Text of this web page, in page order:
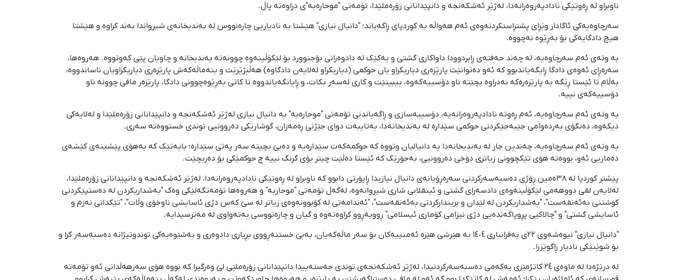
ناوبراو لە ڕەوتێکی نادادپەروەرانەدا، لەژێر ئەشکەنجە و دانپێدانانی زۆرەملێدا، تۆمەتی "موحارەبە"ی دراوەتە پاڵ.
سەرچاوەیەکی ئاگادار وێڕای پشتڕاستکردنەوەی ئەم هەواڵە بە کوردپای ڕاگەیاند؛ "دانیال نیازی" هێشتا بە نادیاریی چارەنووس لە بەندیخانەی شیرواندا بەند کراوە و هێشتا
هیچ دادگایەکی بۆ بەڕێوە نەچووە.
بە وتەی ئەم سەرچاوەیە، لە چەند حەفتەی ڕابردوودا داواکاری گشتی و یەکێک لە دادوەرانی بۆجنوورد بۆ لێکۆڵینەوە چوونەتە بەندیخانە و چاویان پێی کەوتووە. هەروەها،
سەرەڕای ئەوەی دادگا ڕایگەیاندبوو کە ئەو دەتوانێت پارێزەری دیاریکراو یان حوکمی (دیاریکراو لەلایەن دادگاوە) هەڵبژێرێت و بنەماڵەکەش پارێزەری دیاریکراویان ناساندووە،
بەڵام تا ئێستا ڕێگە بە پارێزەرەکە نەدراوە بچێتە ناو دۆسییەکەوە، بیبینێت و کاری لەسەر بکات، و ڕایانگەیاندووە تا کاتی بەڕێوەچوونی دادگا، پارێزەر مافی چوونە ناو
دۆسییەکەی نییە.
بە وتەی ئەم سەرچاوەیە، ئەم ڕەوتە نادادپەروەرانەیە، دۆسییەسازی و ڕاگەیاندنی تۆمەتی "موحارەبە" بە دانیال نیازی لەژێر ئەشکەنجە و دانپێدانانی زۆرەملێدا و لەلایەکی
دیکەوە، دەنگۆی بەردەوامی جێبەجێکردنی حوکمی سێدارە لە بەندیخانەدا، بەتایبەت دوای جێژنی ڕەمەزان، گوشارێکی دەروونیی توندی خستووەتە سەری.
بە وتەی ئەم سەرچاوەیە، چەندین جار لە بەندیخانەدا بە دانیالیان وتووە کە حوکمەکەت سێدارەیە و دەبێ بچیتە سەر پەتی سێدارە؛ بابەتێک کە بەهۆی پێشینەی کێشەی
دەماریی ئەو، بووەتە هۆی تێکچوونی زیاتری دۆخی دەروونیی، بەجۆرێک کە ئێستا دەڵێت چیتر بۆی گرنگ نییە چ حوکمێکی بۆ دەربچێت.
پێشتر کوردپا لە ٣٨ەمین ڕۆژی دەسبەسەرکردنی سەرەڕۆیانەی دانیال نیازیدا ڕاپۆرتی دابوو کە ناوبراو لە ڕەوتێکی نادادپەروەرانەدا، لەژێر ئەشکەنجە و دانپێدانانی زۆرەملێدا،
لەلایەن لقی دووهەمی لێکۆڵینەوەی دادسەرای گشتی و ئینقلابی شاری شیروانەوە، لەگەڵ تۆمەتی "موحاربە" و هەروەها تۆمەتگەلێکی وەک "بەشداریکردن لە دەستپێکردنی
کوشتنی بەئەنقەست"، "بەشداریکردن لە لێدان و بریندارکردنی بەئەنقەست"، "ئەندامەتی لە کۆبوونەوەی زیاتر لە سێ کەس دژی ئاسایشی ناوخۆی وڵات"، "تێکدانی نەزم و
ئاسایشی گشتی" و "چالاکیی پڕوپاگەندەیی دژی نیزامی کۆماری ئیسلامی" ڕووبەڕوو کراوەتەوە و گیان و چارەنووسی بەتەواوی لە مەترسیدایە.
"دانیال نیازی" نیوەشەوی ٢٢ی بەفرانباری ١٤٠٤ بە هێرشی هێزە ئەمنییەکان بۆ سەر ماڵەکەیان، بەبێ خستنەڕووی بڕیاری دادوەری و بەشێوەیەکی توندوتیژانە دەسبەسەر کرا و
بۆ شوێنێکی نادیار ڕاگوێزرا.
لە درێژەدا لە ماوەی ٢٤ کاتژمێری یەکەمی دەسبەسەرکردنیدا، لەژێر ئەشکەنجەی توندی جەستەییدا دانپێدانانی زۆرەملێی لێ وەرگیرا کە بووە هۆی سەرهەڵدانی ئەو تۆمەتە